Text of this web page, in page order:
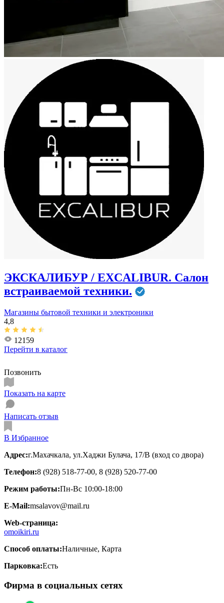
ЭКСКАЛИБУР / EXCALIBUR. ​Салон
встраиваемой техники.
Магазины бытовой техники и электроники
4,8
12159
Перейти в каталог
Позвонить
Показать на карте
Написать отзыв
В Избранное
Адрес:г.Махачкала, ул.Хаджи Булача, 17/В (вход со двора)
Телефон:8 (928) 518-77-00, 8 (928) 520-77-00
Режим работы:Пн-Вс 10:00-18:00
E-Mail:msalavov@mail.ru
Web-страница:
omoikiri.ru
Способ оплаты:Наличные, Карта
Парковка:Есть
Фирма в социальных сетях